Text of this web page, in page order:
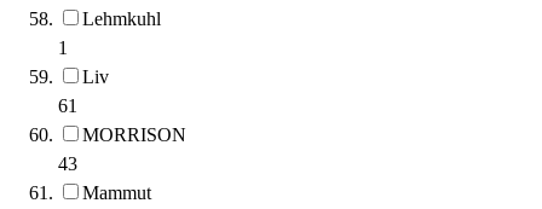
Lehmkuhl
1
Liv
61
MORRISON
43
Mammut